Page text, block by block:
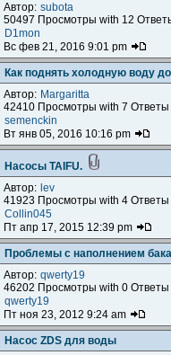
Автор: subota
50497 Просмотры with 12
D1mon
Вс фев 21, 2016 9:01 pm
Как поднять холодную воду
Автор: Margaritta
42410 Просмотры with 7 Ответы
semenckin
Вт янв 05, 2016 10:16 pm
Насосы TAIFU.
Автор: lev
41923 Просмотры with 4 Ответы
Collin045
Пт апр 17, 2015 12:39 pm
Проблемы с наполнением бака
Автор: qwerty19
46202 Просмотры with 0 Ответы
qwerty19
Пт ноя 23, 2012 9:24 am
Насос ZDS для воды